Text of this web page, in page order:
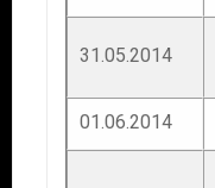
31.05.2014
01.06.2014